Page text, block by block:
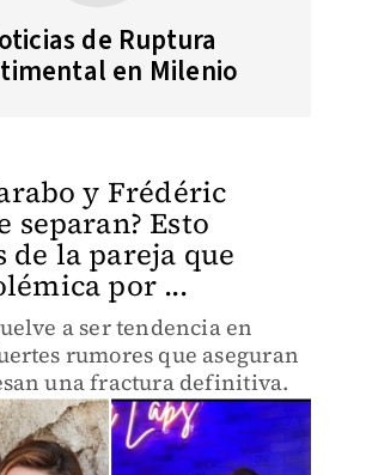
de Ruptura
en Milenio
y Frédéric
separan? Esto
de la pareja que
por ...
a ser tendencia en
rumores que aseguran
una fractura definitiva.